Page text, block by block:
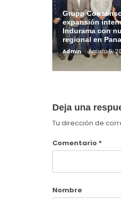
Grupo
expansión
Indurama con
regional en
Admin Agosto 5,
Deja una
Tu dirección de
Comentario *
Nombre